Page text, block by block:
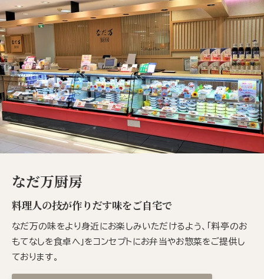
なだ万厨房
料理人の技が作りだす味をご自宅で
なだ万の味をより身近にお楽しみいただけるよう、「料亭のお
もてなしを食卓へ」をコンセプトにお弁当やお惣菜をご提供し
ております。